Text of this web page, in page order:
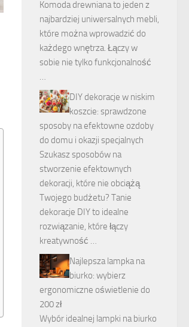
Komoda drewniana to jeden z
najbardziej uniwersalnych mebli,
które można wprowadzić do
każdego wnętrza. Łączy w
sobie nie tylko funkcjonalność
…
DIY dekoracje w niskim
koszcie: sprawdzone
sposoby na efektowne ozdoby
do domu i okazji specjalnych
Szukasz sposobów na
stworzenie efektownych
dekoracji, które nie obciążą
Twojego budżetu? Tanie
dekoracje DIY to idealne
rozwiązanie, które łączy
kreatywność …
Najlepsza lampka na
biurko: wybierz
ergonomiczne oświetlenie do
200 zł
Wybór idealnej lampki na biurko